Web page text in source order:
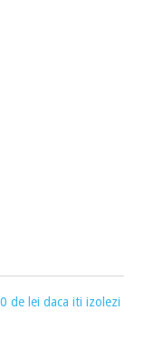
de lei daca iti izolezi